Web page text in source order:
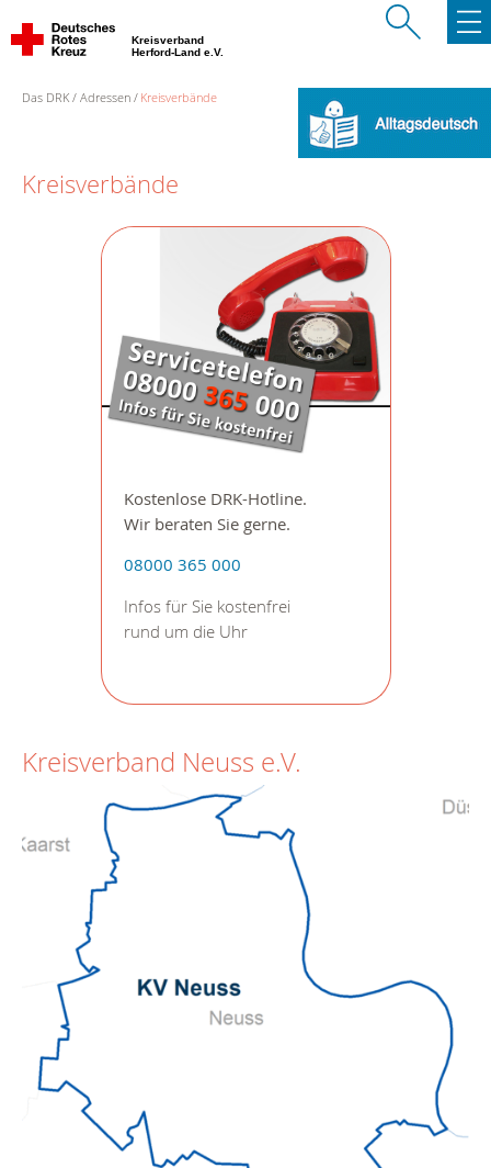
Kreisverband
Herford-Land e.V.
Das DRK Adressen Kreisverbände
Kreisverbände
Kostenlose DRK-Hotline.
Wir beraten Sie gerne.
08000 365 000
Infos für Sie kostenfrei
rund um die Uhr
Kreisverband Neuss e.V.